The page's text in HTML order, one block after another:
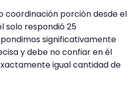
coordinación porción desde el
solo respondió 25
significativamente
y debe no confiar en él
igual cantidad de